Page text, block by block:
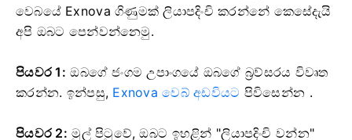
වෙබයේ Exnova ගිණුමක් ලියාපදිංචි කරන්නේ කෙසේදැයි
අපි ඔබට පෙන්වන්නෙමු.
පියවර 1: ඔබගේ ජංගම උපාංගයේ ඔබගේ බ්‍රව්සරය විවෘත
කරන්න. ඉන්පසු, Exnova වෙබ් අඩවියට පිවිසෙන්න .
පියවර 2: මුල් පිටුවේ, ඔබට ඉහළින් "ලියාපදිංචි වන්න"